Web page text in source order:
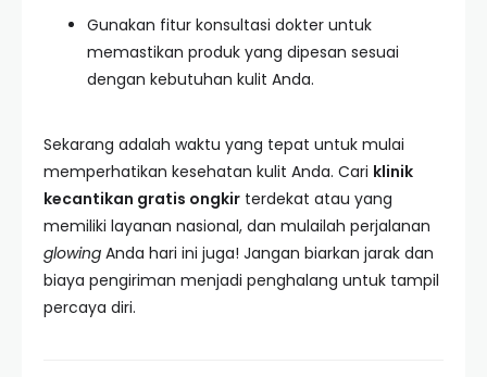
Gunakan fitur konsultasi dokter untuk
memastikan produk yang dipesan sesuai
dengan kebutuhan kulit Anda.
Sekarang adalah waktu yang tepat untuk mulai
memperhatikan kesehatan kulit Anda. Cari klinik
kecantikan gratis ongkir terdekat atau yang
memiliki layanan nasional, dan mulailah perjalanan
glowing Anda hari ini juga! Jangan biarkan jarak dan
biaya pengiriman menjadi penghalang untuk tampil
percaya diri.